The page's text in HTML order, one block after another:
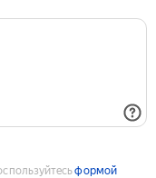
формой